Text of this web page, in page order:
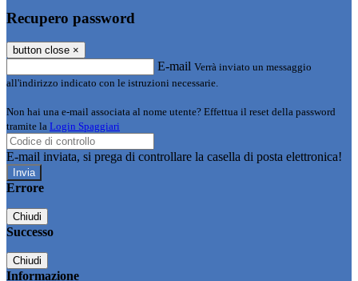
Recupero password
button close ×
E-mail Verrà inviato un messaggio
all'indirizzo indicato con le istruzioni necessarie.
Non hai una e-mail associata al nome utente? Effettua il reset della password
tramite la Login Spaggiari
E-mail inviata, si prega di controllare la casella di posta elettronica!
Errore
Chiudi
Successo
Chiudi
Informazione